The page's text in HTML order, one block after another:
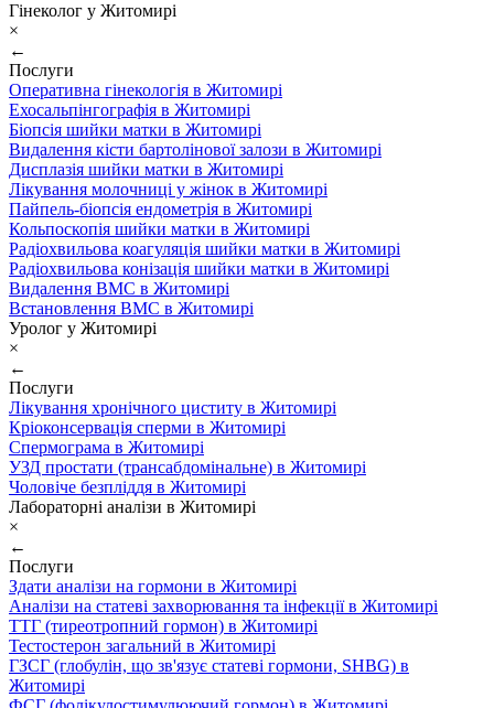
Гінеколог у Житомирі
×
←
Послуги
Оперативна гінекологія в Житомирі
Ехосальпінгографія в Житомирі
Біопсія шийки матки в Житомирі
Видалення кісти бартолінової залози в Житомирі
Дисплазія шийки матки в Житомирі
Лікування молочниці у жінок в Житомирі
Пайпель-біопсія ендометрія в Житомирі
Кольпоскопія шийки матки в Житомирі
Радіохвильова коагуляція шийки матки в Житомирі
Радіохвильова конізація шийки матки в Житомирі
Видалення ВМС в Житомирі
Встановлення ВМС в Житомирі
Уролог у Житомирі
×
←
Послуги
Лікування хронічного циститу в Житомирі
Кріоконсервація сперми в Житомирі
Спермограма в Житомирі
УЗД простати (трансабдомінальне) в Житомирі
Чоловіче безпліддя в Житомирі
Лабораторні аналізи в Житомирі
×
←
Послуги
Здати аналізи на гормони в Житомирі
Аналізи на статеві захворювання та інфекції в Житомирі
ТТГ (тиреотропний гормон) в Житомирі
Тестостерон загальний в Житомирі
ГЗСГ (глобулін, що зв'язує статеві гормони, SHBG) в
Житомирі